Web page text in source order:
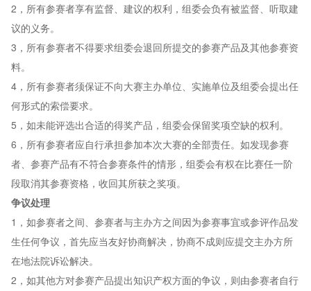
2，所有参赛者享有监督、建议的权利，组委会负有被监督、听取建
议的义务。
3，所有参赛者不得要求组委会退回所提交的参赛产品及其他参赛资
料。
4，所有参赛者须保证不向大赛主办单位、实施单位及组委会提出任
何形式的索偿要求。
5，如未能评选出合适的得奖产品，组委会保留奖项空缺的权利。
6，所有参赛者应自行承担参加本次大赛的全部责任。如发现参赛
者、参赛产品有不符合参赛条件的情形，组委会有权在比赛任一阶
段取消其参赛资格，收回其所获之奖项。
争议处理
1，如参赛者之间、参赛者与主办方之间因为参赛事宜或参评作品发
生任何争议，首先应当友好协商解决，协商不成则应提交主办方所
在地法院诉讼解决。
2，如其他方对参赛产品提出知识产权方面的争议，则由参赛者自行